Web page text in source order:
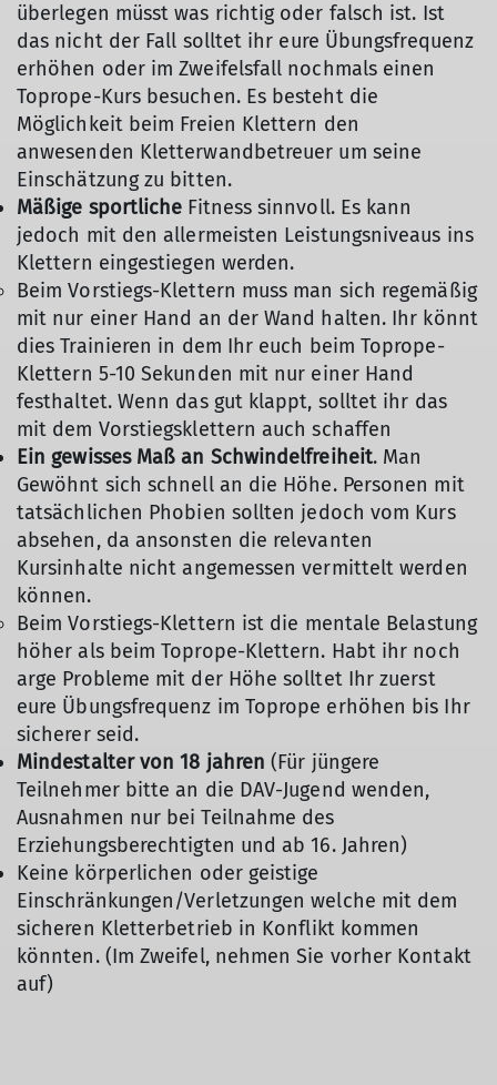
überlegen müsst was richtig oder falsch ist. Ist
das nicht der Fall solltet ihr eure Übungsfrequenz
erhöhen oder im Zweifelsfall nochmals einen
Toprope-Kurs besuchen. Es besteht die
Möglichkeit beim Freien Klettern den
anwesenden Kletterwandbetreuer um seine
Einschätzung zu bitten.
Mäßige sportliche Fitness sinnvoll. Es kann
jedoch mit den allermeisten Leistungsniveaus ins
Klettern eingestiegen werden.
Beim Vorstiegs-Klettern muss man sich regemäßig
mit nur einer Hand an der Wand halten. Ihr könnt
dies Trainieren in dem Ihr euch beim Toprope-
Klettern 5-10 Sekunden mit nur einer Hand
festhaltet. Wenn das gut klappt, solltet ihr das
mit dem Vorstiegsklettern auch schaffen
Ein gewisses Maß an Schwindelfreiheit. Man
Gewöhnt sich schnell an die Höhe. Personen mit
tatsächlichen Phobien sollten jedoch vom Kurs
absehen, da ansonsten die relevanten
Kursinhalte nicht angemessen vermittelt werden
können.
Beim Vorstiegs-Klettern ist die mentale Belastung
höher als beim Toprope-Klettern. Habt ihr noch
arge Probleme mit der Höhe solltet Ihr zuerst
eure Übungsfrequenz im Toprope erhöhen bis Ihr
sicherer seid.
Mindestalter von 18 jahren(Für jüngere
Teilnehmer bitte an die DAV-Jugend wenden,
Ausnahmen nur bei Teilnahme des
Erziehungsberechtigten und ab 16. Jahren)
Keine körperlichen oder geistige
Einschränkungen/Verletzungen welche mit dem
sicheren Kletterbetrieb in Konflikt kommen
könnten. (Im Zweifel, nehmen Sie vorher Kontakt
auf)